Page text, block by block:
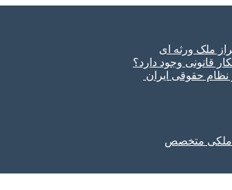
قانونی وجود دارد؟
نظام حقوقی ایران
ملکی متخصص